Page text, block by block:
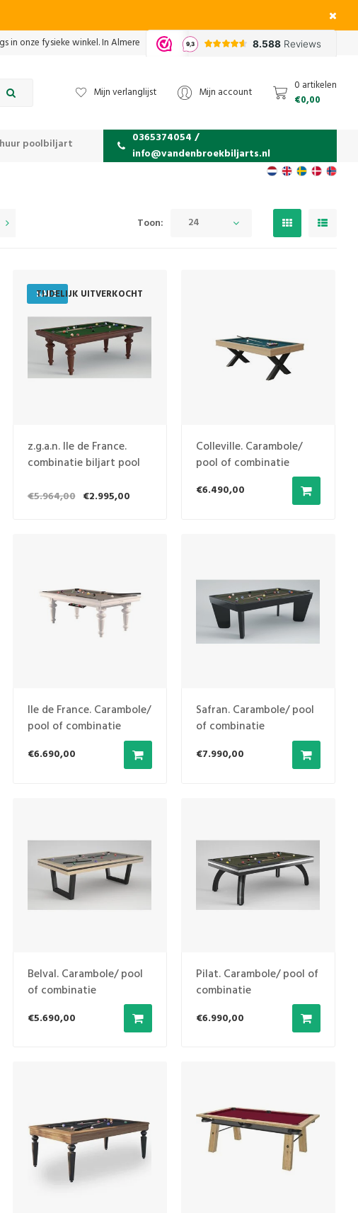
in onze fysieke winkel. In Almere
Mijn verlanglijst Mijn account
0 artikelen
€0,00
poolbiljart
0365374054 /
info@vandenbroekbiljarts.nl
Toon: 24
SALE
TIJDELIJK UITVERKOCHT
z.g.a.n. Ile de France.
combinatie biljart pool
€5.964,00 €2.995,00
Colleville. Carambole/
pool of combinatie
€6.490,00
Ile de France. Carambole/
pool of combinatie
€6.690,00
Safran. Carambole/ pool
of combinatie
€7.990,00
Belval. Carambole/ pool
of combinatie
€5.690,00
Pilat. Carambole/ pool of
combinatie
€6.990,00